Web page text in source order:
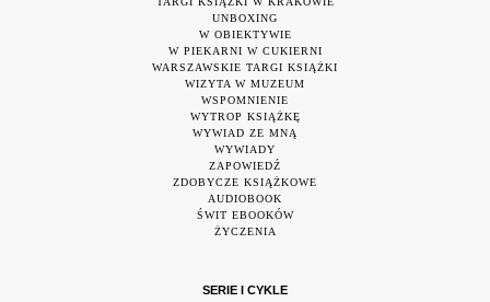
UNBOXING
W OBIEKTYWIE
W PIEKARNI W CUKIERNI
WARSZAWSKIE TARGI KSIĄŻKI
WIZYTA W MUZEUM
WSPOMNIENIE
WYTROP KSIĄŻKĘ
WYWIAD ZE MNĄ
WYWIADY
ZAPOWIEDŹ
ZDOBYCZE KSIĄŻKOWE
AUDIOBOOK
ŚWIT EBOOKÓW
ŻYCZENIA
SERIE I CYKLE